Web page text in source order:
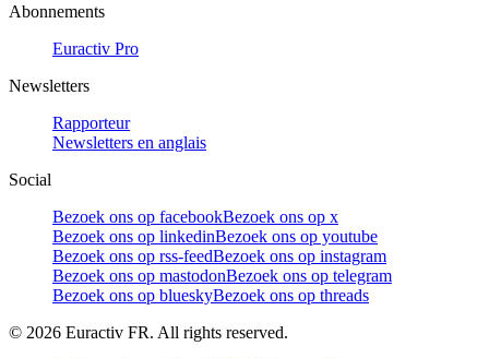
Abonnements
Euractiv Pro
Newsletters
Rapporteur
Newsletters en anglais
Social
Bezoek ons op facebookBezoek ons op x
Bezoek ons op linkedinBezoek ons op youtube
Bezoek ons op rss-feedBezoek ons op instagram
Bezoek ons op mastodonBezoek ons op telegram
Bezoek ons op blueskyBezoek ons op threads
© 2026 Euractiv FR. All rights reserved.